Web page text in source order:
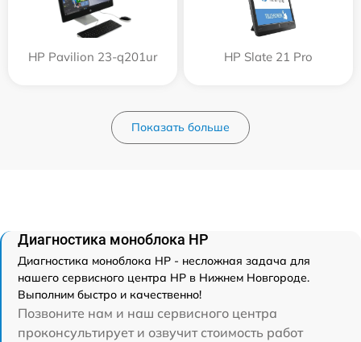
HP Pavilion 23-q201ur HP Slate 21 Pro
Показать больше
Диагностика моноблока HP
Диагностика моноблока HP - несложная задача для
нашего сервисного центра HP в Нижнем Новгороде.
Выполним быстро и качественно!
Позвоните нам и наш сервисного центра
проконсультирует и озвучит стоимость работ